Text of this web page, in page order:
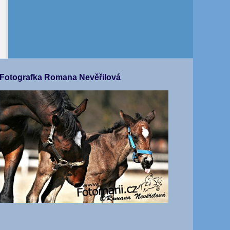
Fotografka Romana Nevěřilová